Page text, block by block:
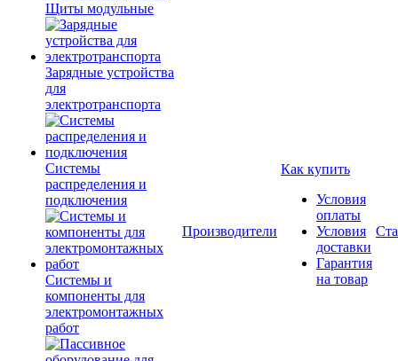
Щиты модульные
Зарядные устройства
для
электротранспорта
Системы
распределения и
подключения
Системы и
компоненты для
электромонтажных
работ
Производители
Как купить
Условия
оплаты
Условия
доставки
Гарантия
на товар